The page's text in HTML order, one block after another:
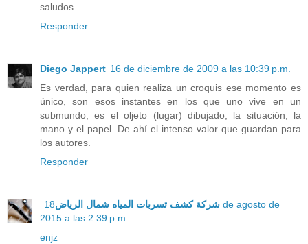
saludos
Responder
Diego Jappert 16 de diciembre de 2009 a las 10:39 p.m.
Es verdad, para quien realiza un croquis ese momento es
único, son esos instantes en los que uno vive en un
submundo, es el oljeto (lugar) dibujado, la situación, la
mano y el papel. De ahí el intenso valor que guardan para
los autores.
Responder
شركة كشف تسربات المياه شمال الرياض18 de agosto de
2015 a las 2:39 p.m.
enjz